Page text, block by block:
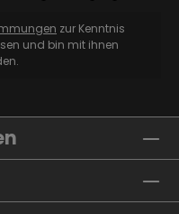
zur Kenntnis
und bin mit ihnen